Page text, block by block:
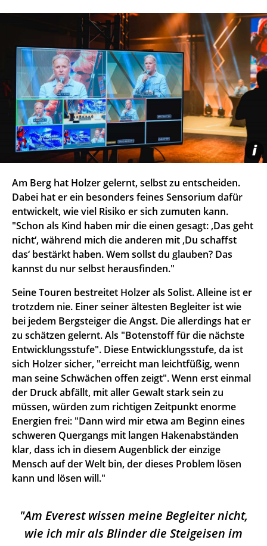
i
Am Berg hat Holzer gelernt, selbst zu entscheiden.
Dabei hat er ein besonders feines Sensorium dafür
entwickelt, wie viel Risiko er sich zumuten kann.
"Schon als Kind haben mir die einen gesagt: ,Das geht
nicht‘, während mich die anderen mit ,Du schaffst
das‘ bestärkt haben. Wem sollst du glauben? Das
kannst du nur selbst herausfinden."
Seine Touren bestreitet Holzer als Solist. Alleine ist er
trotzdem nie. Einer seiner ältesten Begleiter ist wie
bei jedem Bergsteiger die Angst. Die allerdings hat er
zu schätzen gelernt. Als "Botenstoff für die nächste
Entwicklungsstufe". Diese Entwicklungsstufe, da ist
sich Holzer sicher, "erreicht man leichtfüßig, wenn
man seine Schwächen offen zeigt". Wenn erst einmal
der Druck abfällt, mit aller Gewalt stark sein zu
müssen, würden zum richtigen Zeitpunkt enorme
Energien frei: "Dann wird mir etwa am Beginn eines
schweren Quergangs mit langen Hakenabständen
klar, dass ich in diesem Augenblick der einzige
Mensch auf der Welt bin, der dieses Problem lösen
kann und lösen will."
Am Everest wissen meine Begleiter nicht,
wie ich mir als Blinder die Steigeisen im